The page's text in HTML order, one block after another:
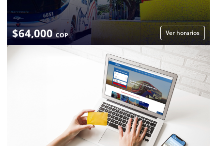
$64,000 COP Ver horarios